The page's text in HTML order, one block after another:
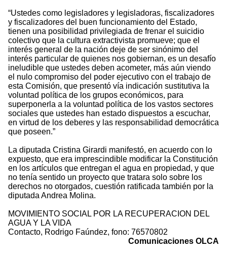
“Ustedes como legisladores y legisladoras, fiscalizadores
y fiscalizadores del buen funcionamiento del Estado,
tienen una posibilidad privilegiada de frenar el suicidio
colectivo que la cultura extractivista promueve; que el
interés general de la nación deje de ser sinónimo del
interés particular de quienes nos gobiernan, es un desafío
ineludible que ustedes deben acometer, más aún viendo
el nulo compromiso del poder ejecutivo con el trabajo de
esta Comisión, que presentó vía indicación sustitutiva la
voluntad política de los grupos económicos, para
superponerla a la voluntad política de los vastos sectores
sociales que ustedes han estado dispuestos a escuchar,
en virtud de los deberes y las responsabilidad democrática
que poseen.”
La diputada Cristina Girardi manifestó, en acuerdo con lo
expuesto, que era imprescindible modificar la Constitución
en los artículos que entregan el agua en propiedad, y que
no tenía sentido un proyecto que tratara solo sobre los
derechos no otorgados, cuestión ratificada también por la
diputada Andrea Molina.
MOVIMIENTO SOCIAL POR LA RECUPERACION DEL
AGUA Y LA VIDA
Contacto, Rodrigo Faúndez, fono: 76570802
Comunicaciones OLCA